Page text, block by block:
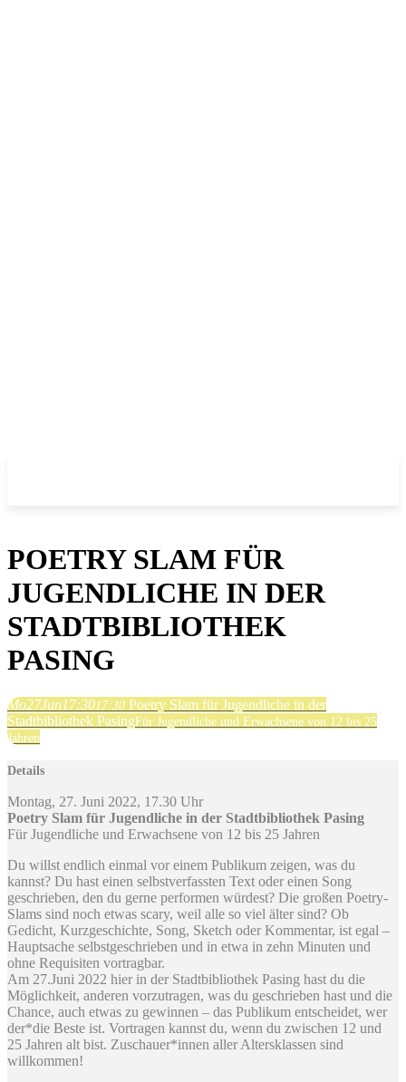
POETRY SLAM FÜR
JUGENDLICHE IN DER
STADTBIBLIOTHEK
PASING
Mo27Jun17:3017:30 Poetry Slam für Jugendliche in der
Stadtbibliothek PasingFür Jugendliche und Erwachsene von 12 bis 25
Jahren
Details
Montag, 27. Juni 2022, 17.30 Uhr
Poetry Slam für Jugendliche in der Stadtbibliothek Pasing
Für Jugendliche und Erwachsene von 12 bis 25 Jahren
Du willst endlich einmal vor einem Publikum zeigen, was du
kannst? Du hast einen selbstverfassten Text oder einen Song
geschrieben, den du gerne performen würdest? Die großen Poetry-
Slams sind noch etwas scary, weil alle so viel älter sind? Ob
Gedicht, Kurzgeschichte, Song, Sketch oder Kommentar, ist egal –
Hauptsache selbstgeschrieben und in etwa in zehn Minuten und
ohne Requisiten vortragbar.
Am 27.Juni 2022 hier in der Stadtbibliothek Pasing hast du die
Möglichkeit, anderen vorzutragen, was du geschrieben hast und die
Chance, auch etwas zu gewinnen – das Publikum entscheidet, wer
der*die Beste ist. Vortragen kannst du, wenn du zwischen 12 und
25 Jahren alt bist. Zuschauer*innen aller Altersklassen sind
willkommen!